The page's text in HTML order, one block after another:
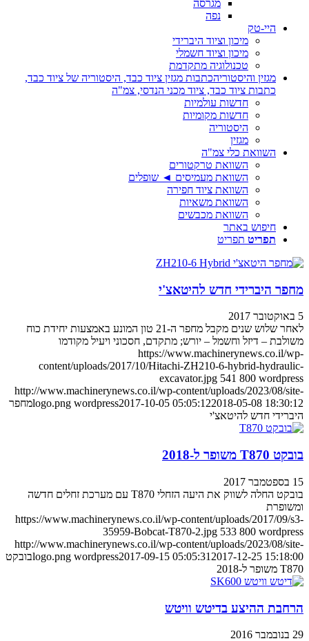
מגרסה
נפה
היי-טק
מיכון וציוד היברידי
מיכון וציוד חשמלי
טכנולוגיה מתקדמת
מגזין והיסטוריהכתבות מגזין ציוד כבד, היסטוריה של ציוד כבד,
כתבות ציוד כבד, ציוד מכני הנדסי, צמ"ה
חדשות עולמיות
חדשות מקומיות
היסטוריה
מגזין
השוואת כלי צמ"ה
השוואת טרקטורים
השוואת מעמיסים ◄ שופלים
השוואת ציוד חפירה
השוואת משאיות
השוואת מכבשים
חיפוש באתר
תפריט תפריט
מחפר היברידי חדש להיטאצ'י
5 באוקטובר 2017
לאחר שלוש שנים מקבל מחפר ה-21 טון המונע באמצעות יחידת כוח
משולבת – דיזל וחשמל – יורש; מתקדם, חסכוני ויעיל מקודמו
https://www.machinerynews.co.il/wp-
content/uploads/2017/10/Hitachi-ZH210-6-hybrid-hydraulic-
excavator.jpg 541 800 wordpress
http://www.machinerynews.co.il/wp-content/uploads/2023/08/site-
logo.png wordpress2017-10-05 05:05:122018-05-08 18:30:12
מחפר
היברידי חדש להיטאצ'י
בובקט T870 משופר ל-2018
15 בספטמבר 2017
בובקט החלה לשווק את היעה הזחלי T870 עם מערכת זחלים חדשה
ומשופרת
https://www.machinerynews.co.il/wp-content/uploads/2017/09/s3-
35959-Bobcat-T870-2.jpg 533 800 wordpress
http://www.machinerynews.co.il/wp-content/uploads/2023/08/site-
logo.png wordpress2017-09-15 05:05:31 2017-12-25 15:18:00
בובקט
T870 משופר ל-2018
הרחבת ההיצע בדיטש וויטש
29 בנובמבר 2016